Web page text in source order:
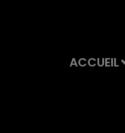
ACCUEIL